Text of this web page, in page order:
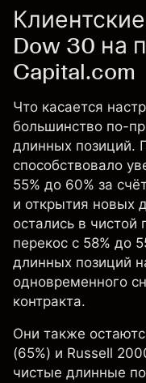
Dow 30 на
Capital.com
Что касается
большинство по-
длинных позиций.
способствовало
55% до 60% за
и открытия новых
остались в чистой
перекос с 58% до
длинных позиций
одновременного
контракта.
Они также
(65%) и Russell
чистые длинные